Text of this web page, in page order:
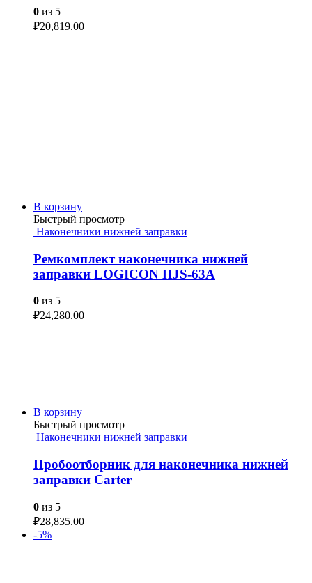
0 из 5
₽20,819.00
В корзину
Быстрый просмотр
Наконечники нижней заправки
Ремкомплект наконечника нижней
заправки LOGICON HJS-63A
0 из 5
₽24,280.00
В корзину
Быстрый просмотр
Наконечники нижней заправки
Пробоотборник для наконечника нижней
заправки Carter
0 из 5
₽28,835.00
-5%